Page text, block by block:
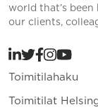
world that’s
our clients,
Toimitilahaku
Toimitilat